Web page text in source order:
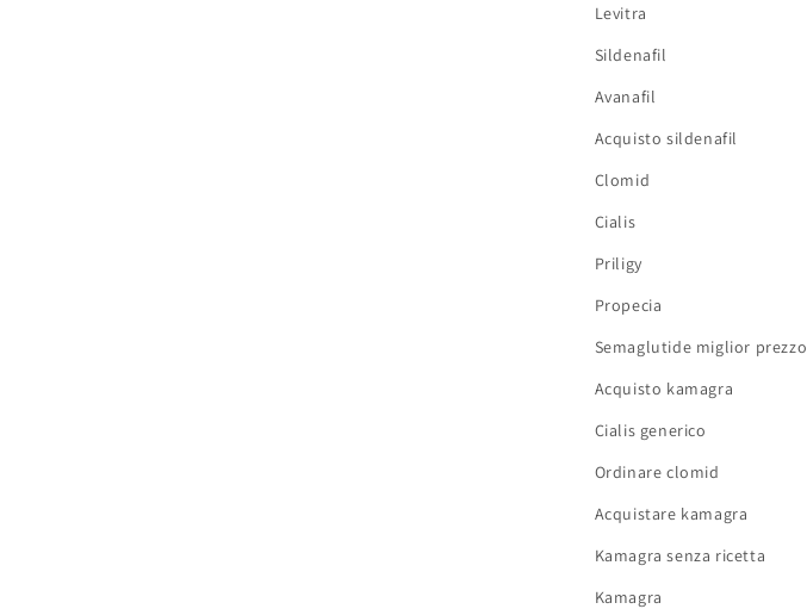
Levitra
Sildenafil
Avanafil
Acquisto sildenafil
Clomid
Cialis
Priligy
Propecia
Semaglutide miglior prezzo
Acquisto kamagra
Cialis generico
Ordinare clomid
Acquistare kamagra
Kamagra senza ricetta
Kamagra